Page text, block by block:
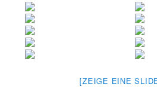
[ZEIGE EINE